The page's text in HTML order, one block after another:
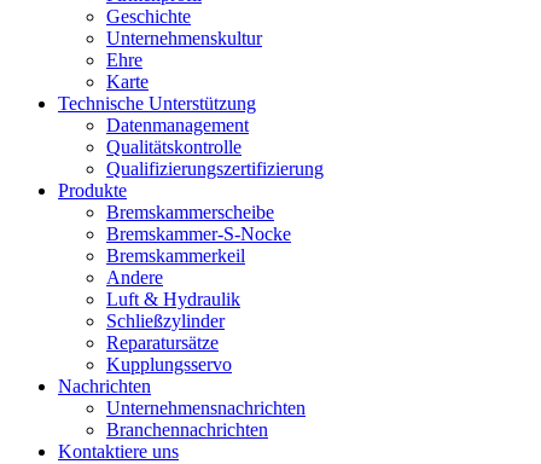
Geschichte
Unternehmenskultur
Ehre
Karte
Technische Unterstützung
Datenmanagement
Qualitätskontrolle
Qualifizierungszertifizierung
Produkte
Bremskammerscheibe
Bremskammer-S-Nocke
Bremskammerkeil
Andere
Luft & Hydraulik
Schließzylinder
Reparatursätze
Kupplungsservo
Nachrichten
Unternehmensnachrichten
Branchennachrichten
Kontaktiere uns